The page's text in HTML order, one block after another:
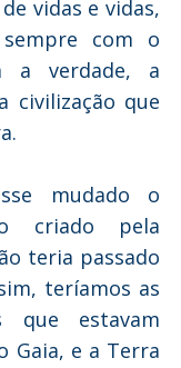
vidas e vidas,
com o
a verdade, a
civilização que
mudado o
criado pela
teria passado
teríamos as
que estavam
Gaia, e a Terra